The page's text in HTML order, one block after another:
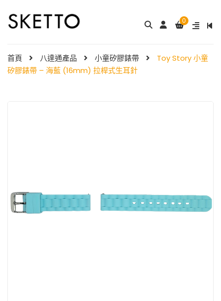
0
首頁 八達通產品 小童矽膠錶帶
Toy Story 小童
矽膠錶帶 – 海藍 (16mm) 拉桿式生耳針
$ 288.00
帶 ...
$98.00
$98.00